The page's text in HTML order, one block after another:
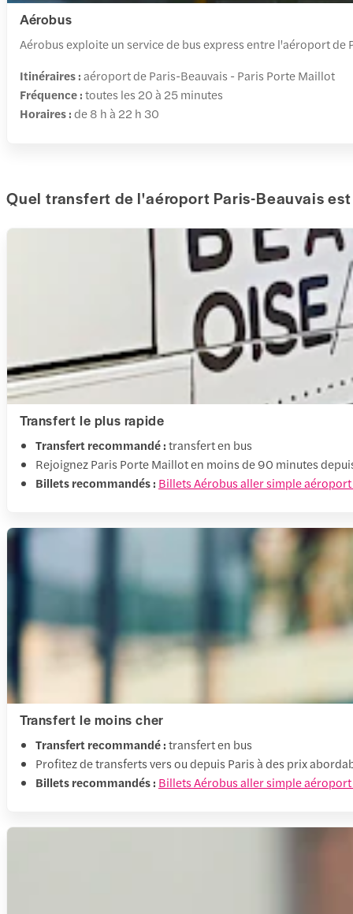
Aérobus
Aérobus exploite un service de bus express entre l'aéroport
Itinéraires :aéroport de Paris-Beauvais - Paris Porte Maillot
Fréquence :toutes les 20 à 25 minutes
Horaires :de 8 h à 22 h 30
Quel transfert de l'aéroport Paris-Beauvais
Transfert le plus rapide
Transfert recommandé :transfert en bus
Rejoignez Paris Porte Maillot en moins de 90 minutes
Billets recommandés : Billets Aérobus aller simple
Transfert le moins cher
Transfert recommandé :transfert en bus
Profitez de transferts vers ou depuis Paris à des prix
Billets recommandés : Billets Aérobus aller simple